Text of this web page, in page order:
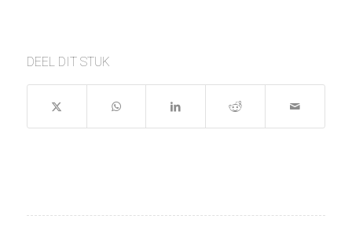
DEEL DIT STUK